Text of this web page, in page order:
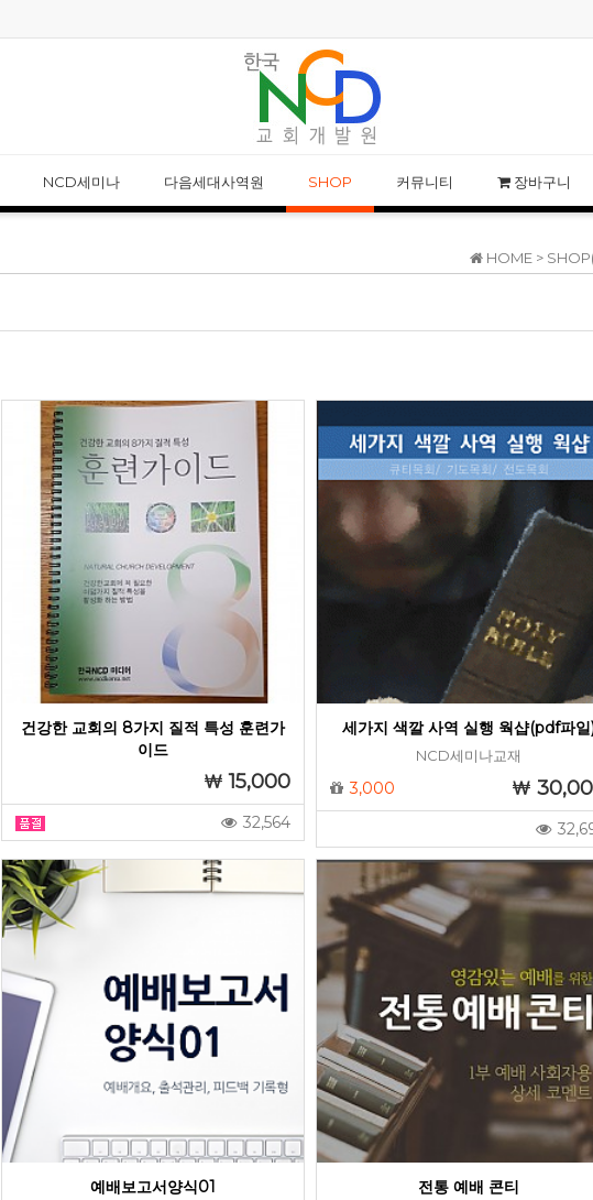
NCD 사칭 성경공부 모임 주의 안내
NCD세미나 다음세대사역원 SHOP 커뮤니티 장바구니
HOME >
건강한 교회의 8가지 질적 특성 훈련가
이드
15,000
32,564
세가지 색깔 사역 실행 웍샵(pdf파일
NCD세미나교재
3,000
예배보고서양식01 전통 예배 콘티